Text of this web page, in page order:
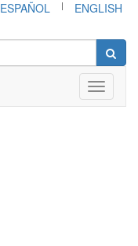
ESPAÑOL | ENGLISH
Toggle